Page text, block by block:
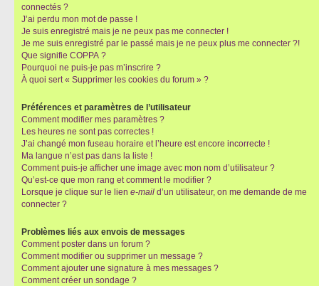
connectés ?
J’ai perdu mon mot de passe !
Je suis enregistré mais je ne peux pas me connecter !
Je me suis enregistré par le passé mais je ne peux plus me connecter ?!
Que signifie COPPA ?
Pourquoi ne puis-je pas m’inscrire ?
À quoi sert « Supprimer les cookies du forum » ?
Préférences et paramètres de l’utilisateur
Comment modifier mes paramètres ?
Les heures ne sont pas correctes !
J’ai changé mon fuseau horaire et l’heure est encore incorrecte !
Ma langue n’est pas dans la liste !
Comment puis-je afficher une image avec mon nom d’utilisateur ?
Qu’est-ce que mon rang et comment le modifier ?
Lorsque je clique sur le lien e-mail d’un utilisateur, on me demande de me
connecter ?
Problèmes liés aux envois de messages
Comment poster dans un forum ?
Comment modifier ou supprimer un message ?
Comment ajouter une signature à mes messages ?
Comment créer un sondage ?